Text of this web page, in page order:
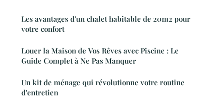
Les avantages d'un chalet habitable de 20m2 pour
votre confort
Louer la Maison de Vos Rêves avec Piscine : Le
Guide Complet à Ne Pas Manquer
Un kit de ménage qui révolutionne votre routine
d'entretien